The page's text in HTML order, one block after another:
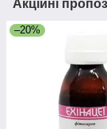
Акційні
–20%